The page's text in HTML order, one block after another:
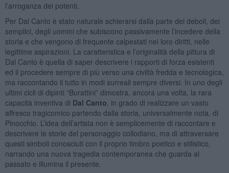
l’arroganza dei potenti.
Per Dal Canto è stato naturale schierarsi dalla parte dei deboli, dei
semplici, degli uomini che subiscono passivamente l’incedere della
storia e che vengono di frequente calpestati nei loro diritti, nelle
legittime aspirazioni. La caratteristica e l’originalità della pittura di
Dal Canto è quella di saper descrivere i rapporti di forza esistenti
ed il procedere sempre di più verso una civiltà fredda e tecnologica,
ma raccontando il tutto in modi surreali sempre diversi. In uno degli
ultimi cicli di dipinti “Burattini” dimostra, ancora una volta, la rara
capacità inventiva di Dal Canto , in grado di realizzare un vasto
affresco tragicomico partendo dalla storia, universalmente nota, di
Pinocchio. L’idea dell’artista non è semplicemente di raccontare e
descrivere le storie del personaggio collodiano, ma di attraversare
questi simboli conosciuti con il proprio timbro poetico e stilistico,
narrando una nuova tragedia contemporanea che guarda al
passato e illumina il presente.